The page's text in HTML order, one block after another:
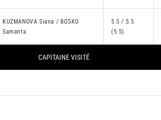
KUZMANOVA Siana / BOSKO
Samanta
5.5 / 5.5
(5.5)
CAPITAINE VISITÉ